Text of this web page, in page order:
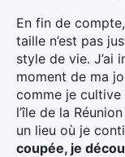
En fin de
taille n’est pas
style de vie. J’ai
moment de ma
comme je cultive
l’île de la
un lieu où je
coupée, je